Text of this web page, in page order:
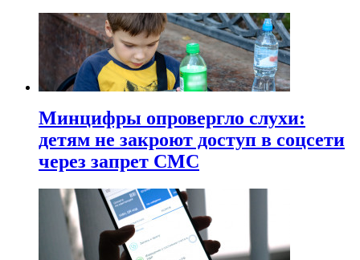
Минцифры опровергло слухи:
детям не закроют доступ в соцсети
через запрет СМС